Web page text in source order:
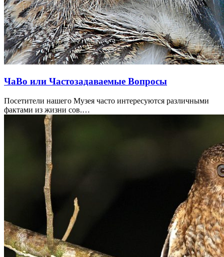
ЧаВо или Частозадаваемые Вопросы
Посетители нашего Музея часто интересуются различными
фактами из жизни сов.…